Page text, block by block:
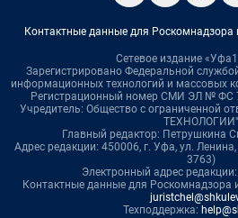
Контактные данные для Роскомнадзора
Сетевое издание
Зарегистрировано Федеральной
информационных технологий и массовых
Регистрационный номер СМИ ЭЛ № ФС
Учредитель: Общество с ограниченной
ТЕХНОЛОГИИ"
Главный редактор: Петрушкина
Адрес редакции: 450006, г. Уфа, ул.
3763)
Электронный адрес редакции:
Контактные данные для Роскомнадзора
Техподдержка: